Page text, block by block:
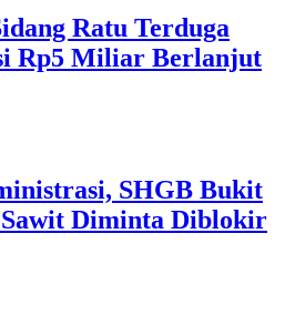
Ratu Terduga
Rp5 Miliar Berlanjut
SHGB Bukit
Diminta Diblokir